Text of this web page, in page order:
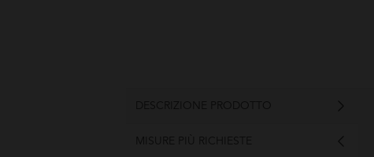
MISURE PIÙ RICHIESTE